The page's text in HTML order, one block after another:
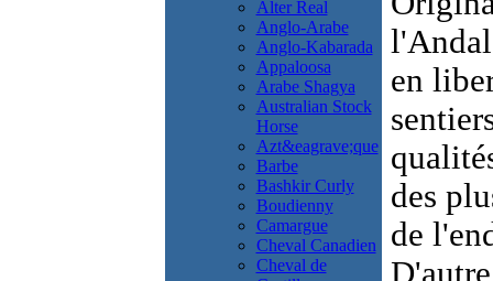
Alter Real
Anglo-Arabe
Anglo-Kabarada
Appaloosa
Arabe Shagya
Australian Stock
Horse
Azt&eagrave;que
Barbe
Bashkir Curly
Boudienny
Camargue
Cheval Canadien
Cheval de
en
des
de